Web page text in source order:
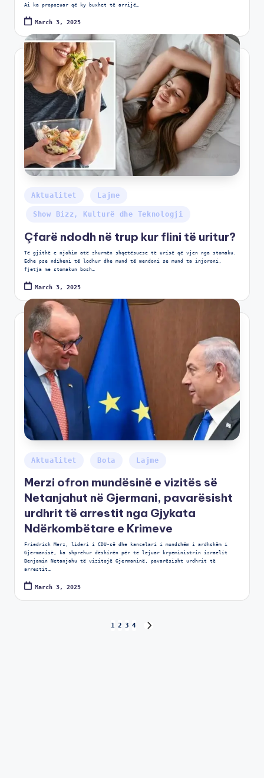
Ai ka propozuar që ky buxhet të arrijë…
March 3, 2025
Aktualitet Lajme
Show Bizz, Kulturë dhe Teknologji
Çfarë ndodh në trup kur flini të uritur?
Të gjithë e njohim atë zhurmën shqetësuese të urisë që vjen nga stomaku.
Edhe pse ndiheni të lodhur dhe mund të mendoni se mund ta injoroni,
fjetja me stomakun bosh…
March 3, 2025
Aktualitet Bota Lajme
Merzi ofron mundësinë e vizitës së
Netanjahut në Gjermani, pavarësisht
urdhrit të arrestit nga Gjykata
Ndërkombëtare e Krimeve
Friedrich Merz, lideri i CDU-së dhe kancelari i mundshëm i ardhshëm i
Gjermanisë, ka shprehur dëshirën për të lejuar kryeministrin izraelit
Benjamin Netanjahu të vizitojë Gjermaninë, pavarësisht urdhrit të
arrestit…
March 3, 2025
1 2 3 4